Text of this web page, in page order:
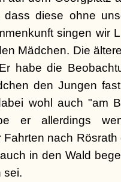
diese ohne
singen wir
Mädchen. Die
habe die
den Jungen
wohl auch "am
er allerdings
nach
in den Wald
sei.